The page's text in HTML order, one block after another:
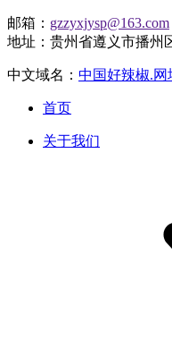
邮箱： gzzyxjysp@163.com
地址：贵州省遵义市播州
中文域名： 中国好辣椒.网
首页
关于我们